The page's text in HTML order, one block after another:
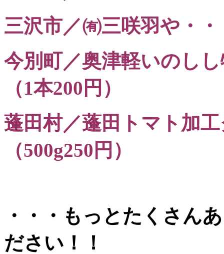
三沢市／㈲三咲羽や・
今別町／奥津軽いのし
（1本200円）
蓬田村／蓬田トマト加
（500g250円）
・・・もっとたくさん
ださい！！